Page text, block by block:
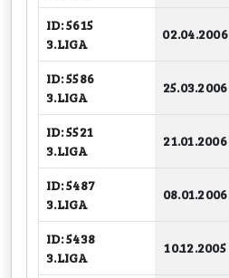
ID: 5615
3.LIGA
02.04.2006
ID: 5586
3.LIGA
25.03.2006
ID: 5521
3.LIGA
21.01.2006
ID: 5487
3.LIGA
08.01.2006
ID: 5438
3.LIGA
10.12.2005